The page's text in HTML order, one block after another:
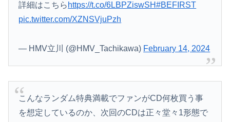
詳細はこちら https://t.co/6LBPZiswSH#BEFIRST
pic.twitter.com/XZNSVjuPzh
— HMV立川 (@HMV_Tachikawa) February 14, 2024
こんなランダム特典満載でファンがCD何枚買う事
を想定しているのか、次回のCDは正々堂々1形態で